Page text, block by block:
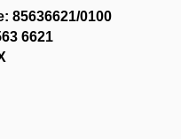
85636621/0100
6621